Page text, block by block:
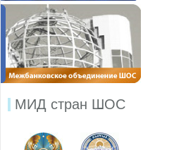
МИД стран ШОС